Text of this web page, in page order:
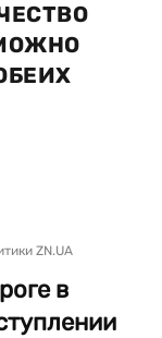
ZN.UA
в